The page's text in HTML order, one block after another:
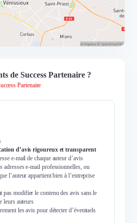
de Success Partenaire ?
Partenaire
d’avis rigoureux et transparent
e-mail de chaque auteur d’avis
adresses e-mail professionnelles, ou
l’auteur appartient bien à l’entreprise
pas modifier le contenu des avis sans le
leurs auteurs
les avis pour détecter d’éventuels